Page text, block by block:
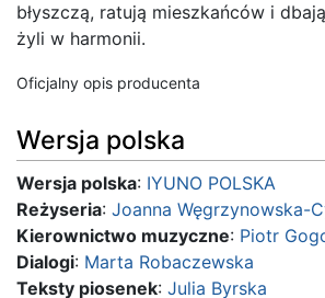
błyszczą, ratują mieszkańców i
żyli w harmonii.
Oficjalny opis producenta
Wersja polska
Wersja polska: IYUNO POLSKA
Reżyseria: Joanna Węgrzynowska-
Kierownictwo muzyczne: Piotr
Dialogi: Marta Robaczewska
Teksty piosenek: Julia Byrska